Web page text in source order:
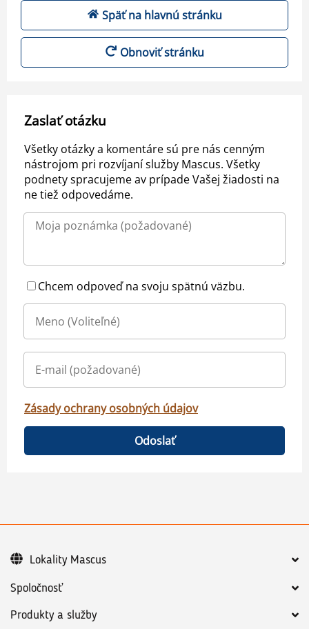
Späť na hlavnú stránku
Obnoviť stránku
Zaslať otázku
Všetky otázky a komentáre sú pre nás cenným
nástrojom pri rozvíjaní služby Mascus. Všetky
podnety spracujeme av prípade Vašej žiadosti na
ne tiež odpovedáme.
Chcem odpoveď na svoju spätnú väzbu.
Zásady ochrany osobných údajov
Odoslať
Spoločnosť
Produkty a služby
Lokality Mascus